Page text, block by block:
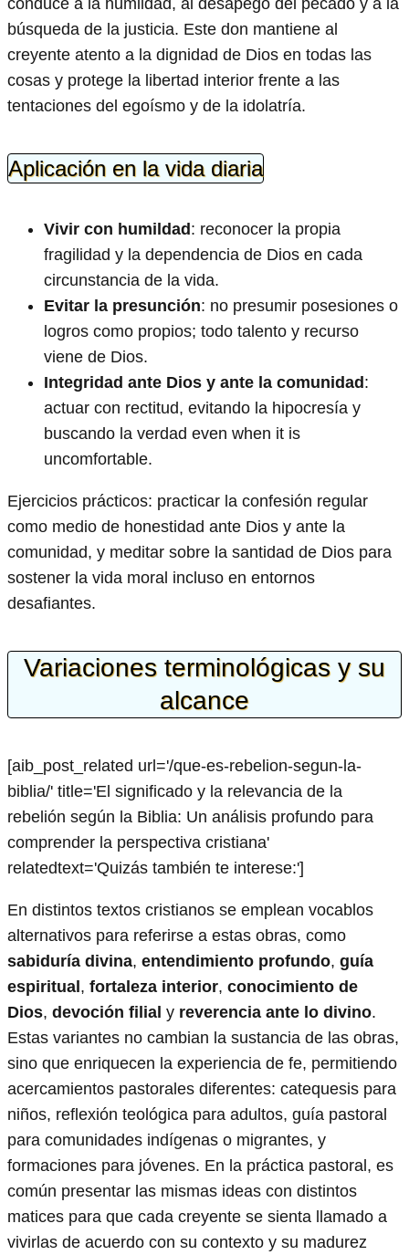
conduce a la humildad, al desapego del pecado y a la
búsqueda de la justicia. Este don mantiene al
creyente atento a la dignidad de Dios en todas las
cosas y protege la libertad interior frente a las
tentaciones del egoísmo y de la idolatría.
Aplicación en la vida diaria
Vivir con humildad : reconocer la propia
fragilidad y la dependencia de Dios en cada
circunstancia de la vida.
Evitar la presunción: no presumir posesiones o
logros como propios; todo talento y recurso
viene de Dios.
Integridad ante Dios y ante la comunidad :
actuar con rectitud, evitando la hipocresía y
buscando la verdad even when it is
uncomfortable.
Ejercicios prácticos: practicar la confesión regular
como medio de honestidad ante Dios y ante la
comunidad, y meditar sobre la santidad de Dios para
sostener la vida moral incluso en entornos
desafiantes.
Variaciones terminológicas y su
alcance
[aib_post_related url='/que-es-rebelion-segun-la-
biblia/' title='El significado y la relevancia de la
rebelión según la Biblia: Un análisis profundo para
comprender la perspectiva cristiana'
relatedtext='Quizás también te interese:']
En distintos textos cristianos se emplean vocablos
alternativos para referirse a estas obras, como
sabiduría divina, entendimiento profundo, guía
espiritual , fortaleza interior, conocimiento de
Dios, devoción filial y reverencia ante lo divino.
Estas variantes no cambian la sustancia de las obras,
sino que enriquecen la experiencia de fe, permitiendo
acercamientos pastorales diferentes: catequesis para
niños, reflexión teológica para adultos, guía pastoral
para comunidades indígenas o migrantes, y
formaciones para jóvenes. En la práctica pastoral, es
común presentar las mismas ideas con distintos
matices para que cada creyente se sienta llamado a
vivirlas de acuerdo con su contexto y su madurez